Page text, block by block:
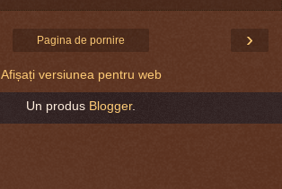
›
Pagina de pornire
Afișați versiunea pentru web
Un produs Blogger.